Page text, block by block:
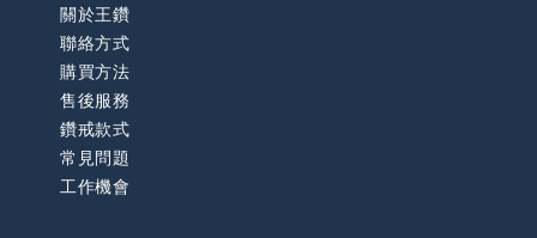
關於王鑽
聯絡方式
購買方法
售後服務
鑽戒款式
常見問題
工作機會